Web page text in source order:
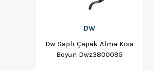
DW
Dw Saplı Çapak Alma Kısa
Boyun Dwz3800095